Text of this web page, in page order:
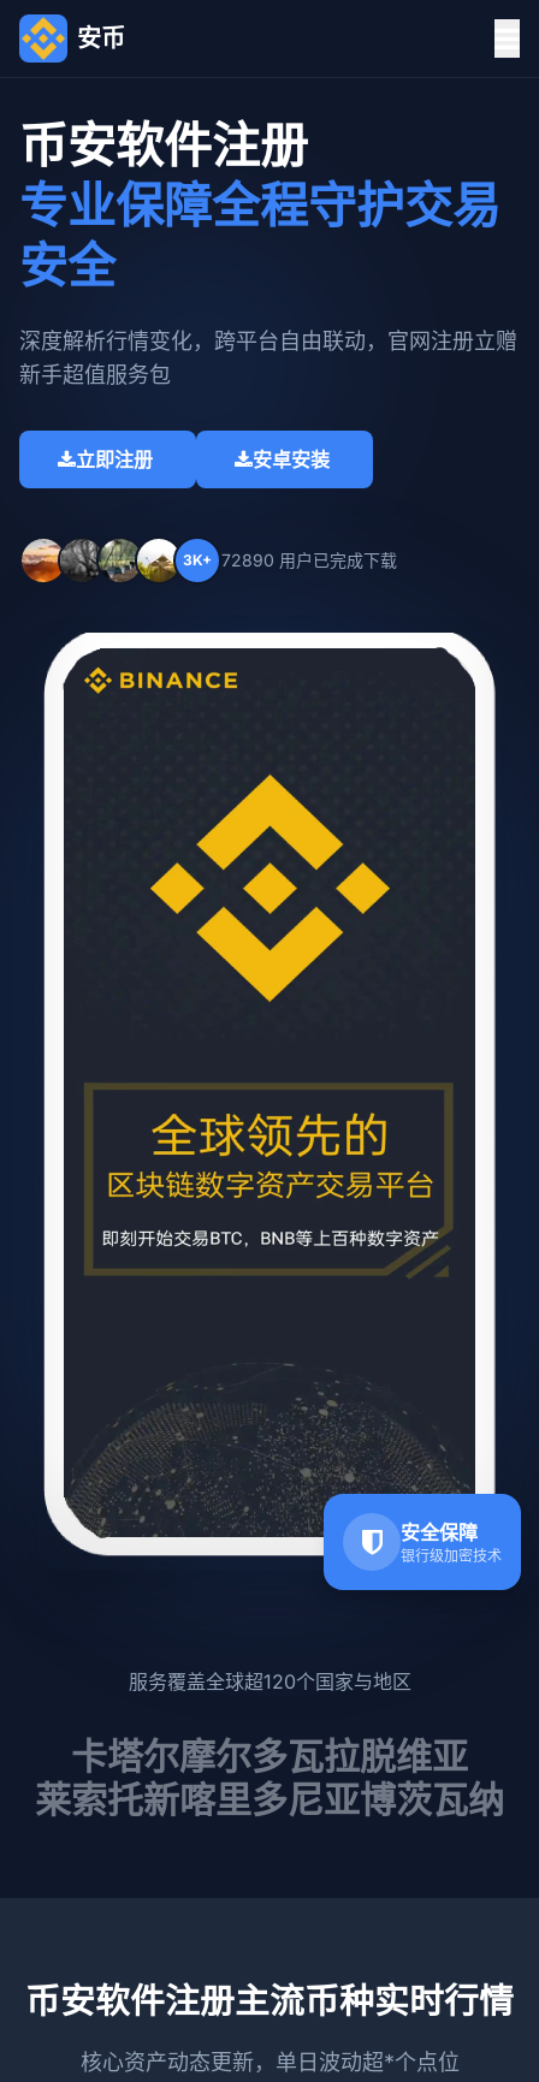
安币
币安软件注册
专业保障全程守护交易
安全
深度解析行情变化，跨平台自由联动，官网注册立赠
新手超值服务包​
立即注册 安卓安装
3K+ 72890 用户已完成下载
安全保障
银行级加密技术
服务覆盖全球超120个国家与地区
卡塔尔摩尔多瓦拉脱维亚
莱索托新喀里多尼亚博茨瓦纳
币安软件注册主流币种实时行情
核心资产动态更新，单日波动超*个点位